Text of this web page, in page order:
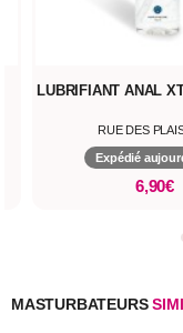
POTENCE DE
Expédié
59,90€
MASTURBATEURS